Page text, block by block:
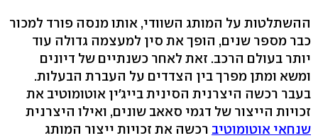
ההשתלטות על המותג השוודי, אותו מנסה פורד למכור
כבר מספר שנים, הופך את סין למעצמה גדולה עוד
יותר בעולם הרכב. זאת לאחר כשנתיים של דיונים
ומשא ומתן מפרך בין הצדדים על העברת הבעלות.
בעבר רכשה היצרנית הסינית בייג'ין אוטומוטיב את
זכויות הייצור של דגמי סאאב שונים, ואילו היצרנית
שנחאי אוטומוטיב רכשה את זכויות ייצור המותג